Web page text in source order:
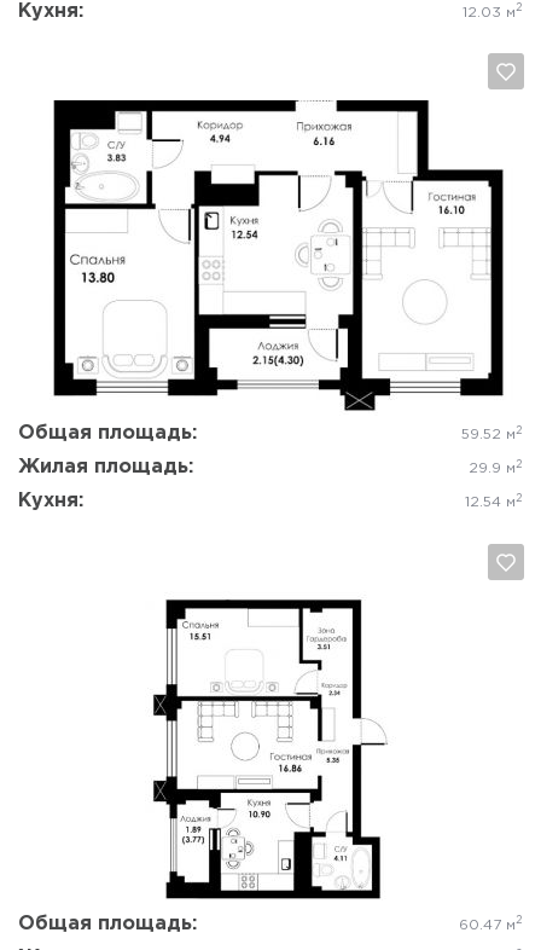
Кухня: 12.03 м 2
Общая площадь: 59.52 м 2
Жилая площадь: 29.9 м 2
Кухня: 12.54 м 2
Да, удалить Отмена
Общая площадь: 60.47 м 2
Да, удалить